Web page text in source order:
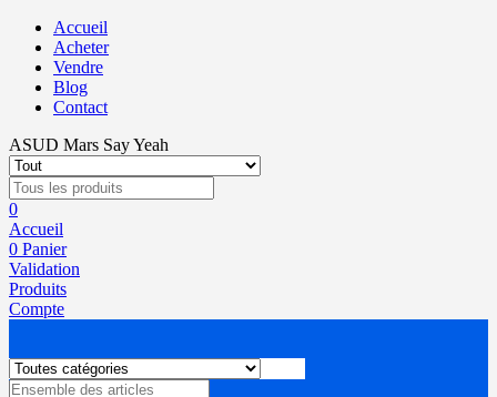
Accueil
Acheter
Vendre
Blog
Contact
ASUD Mars Say Yeah
0
Accueil
0 Panier
Validation
Produits
Compte